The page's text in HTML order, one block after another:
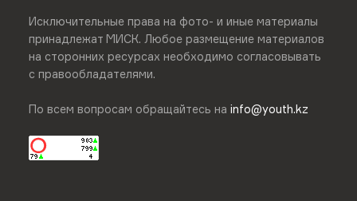
Исключительные права на фото- и иные материалы
принадлежат МИСК. Любое размещение материалов
на сторонних ресурсах необходимо согласовывать
с правообладателями.
По всем вопросам обращайтесь на info@youth.kz